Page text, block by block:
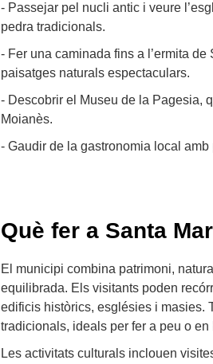
- Passejar pel nucli antic i veure
pedra tradicionals.
- Fer una caminada fins a l’ermita
paisatges naturals espectaculars.
- Descobrir el Museu de la Pagesia,
Moianès.
- Gaudir de la gastronomia local
Què fer a Santa
El municipi combina patrimoni,
equilibrada. Els visitants poden
edificis històrics, esglésies i masies.
tradicionals, ideals per fer a peu o en
Les activitats culturals inclouen